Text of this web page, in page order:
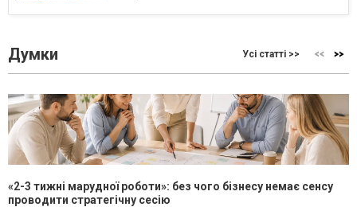
Думки Усі статті >>
«2-3 тижні марудної роботи»: без чого бізнесу немає сенсу
проводити стратегічну сесію